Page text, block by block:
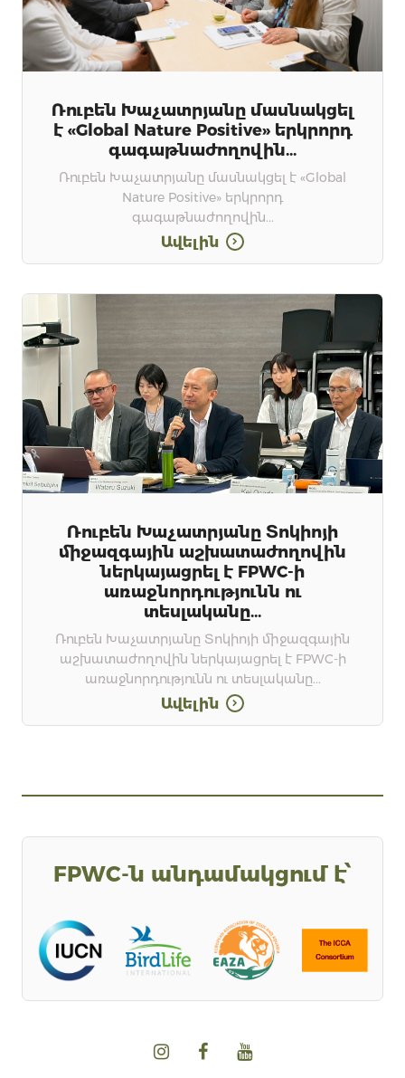
Ռուբեն Խաչատրյանը մասնակցել
է «Global Nature Positive» երկրորդ
գագաթնաժողովին...
Ռուբեն Խաչատրյանը մասնակցել է «Global
Nature Positive» երկրորդ
գագաթնաժողովին...
Ավելին
Ռուբեն Խաչատրյանը Տոկիոյի
միջազգային աշխատաժողովին
ներկայացրել է FPWC-ի
առաջնորդությունն ու
տեսլականը...
Ռուբեն Խաչատրյանը Տոկիոյի միջազգային
աշխատաժողովին ներկայացրել է FPWC-ի
առաջնորդությունն ու տեսլականը...
Ավելին
FPWC-ն անդամակցում է՝